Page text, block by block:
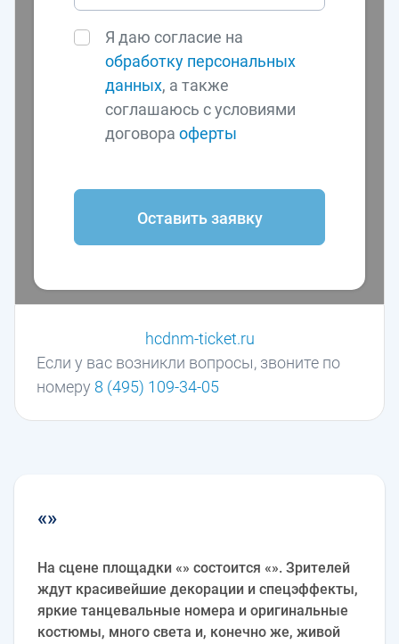
Я даю согласие на
обработку персональных
данных, а также
соглашаюсь с условиями
договораоферты
Оставить заявку
Если у вас возникли вопросы, звоните по
номеру 8 (495) 109-34-05
hcdnm-ticket.ru
«»
На сцене площадки «» состоится «». Зрителей
ждут красивейшие декорации и спецэффекты,
яркие танцевальные номера и оригинальные
костюмы, много света и, конечно же, живой